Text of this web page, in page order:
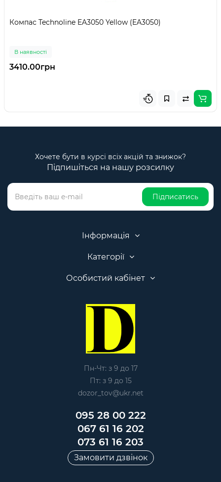
Компас Technoline EA3050 Yellow (EA3050)
В наявності
3410.00грн
Хочете бути в курсі всіх акцій та знижок?
Підпишіться на нашу розсилку
Підписатись
Інформація
Категорії
Особистий кабінет
Пн-Чт: з 9 до 17
Пт: з 9 до 15
dozor_tov@ukr.net
095 28 00 222
067 61 16 202
073 61 16 203
Замовити дзвінок